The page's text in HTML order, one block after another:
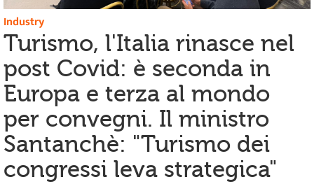
Industry
Turismo, l'Italia rinasce nel
post Covid: è seconda in
Europa e terza al mondo
per convegni. Il ministro
Santanchè: "Turismo dei
congressi leva strategica"